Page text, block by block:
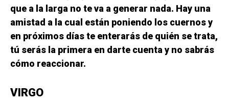
que a la larga no te va a generar nada. Hay una
amistad a la cual están poniendo los cuernos y
en próximos días te enterarás de quién se trata,
tú serás la primera en darte cuenta y no sabrás
cómo reaccionar.
VIRGO